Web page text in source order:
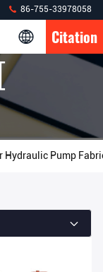
86-755-33978058
Citation
Hydraulic Pump